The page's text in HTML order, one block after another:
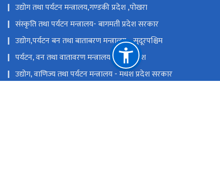
उद्योग तथा पर्यटन मन्त्रालय,गण्डकी प्रदेश ,पोखरा
संस्कृति तथा पर्यटन मन्त्रालय- बागमती प्रदेश सरकार
उद्योग,पर्यटन बन तथा बाताबरण मन्त्रालय - सुदूरपश्चिम
पर्यटन, वन तथा वातावरण मन्त्रालय, कोशी प्रदेश
उद्योग, वाणिज्य तथा पर्यटन मन्त्रालय - मधेश प्रदेश सरकार